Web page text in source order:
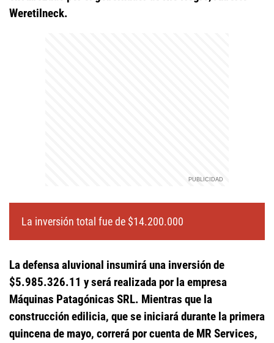
Weretilneck.
La inversión total fue de $14.200.000
La defensa aluvional insumirá una inversión de
$5.985.326.11 y será realizada por la empresa
Máquinas Patagónicas SRL. Mientras que la
construcción edilicia, que se iniciará durante la primera
quincena de mayo, correrá por cuenta de MR Services,